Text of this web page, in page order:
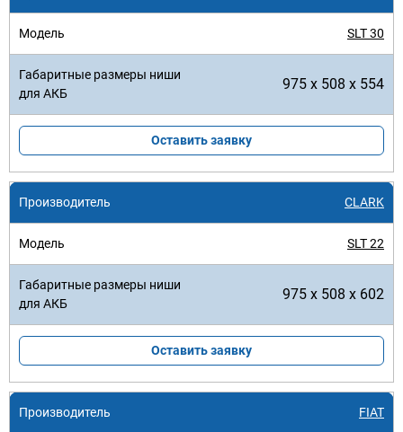
SLT 30
975 x 508 x 554
Оставить заявку
CLARK
SLT 22
975 x 508 x 602
Оставить заявку
FIAT